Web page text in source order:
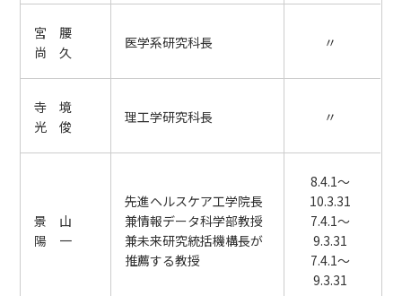
宮 腰
尚 久
医学系研究科長 〃
寺 境
光 俊
理工学研究科長 〃
景 山
陽 一
先進ヘルスケア工学院長
兼情報データ科学部教授
兼未来研究統括機構長が
推薦する教授
8.4.1～
10.3.31
7.4.1～
9.3.31
7.4.1～
9.3.31